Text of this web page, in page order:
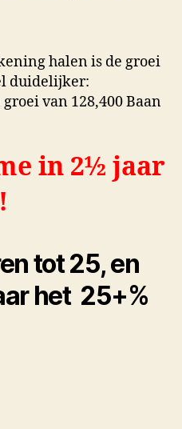
halen is de groei
duidelijker:
van 128,400 Baan
in 2½ jaar
!
tot 25, en
het 25+%